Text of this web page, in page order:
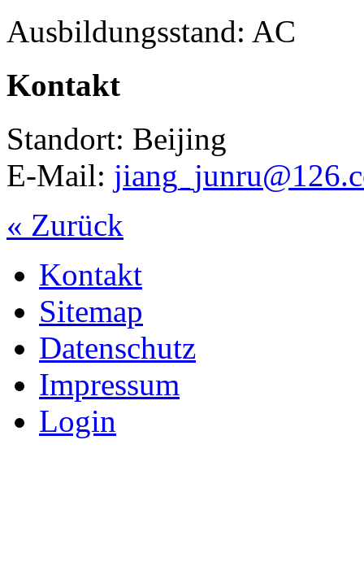
Ausbildungsstand: AC
Kontakt
Standort: Beijing
E-Mail:
« Zurück
Kontakt
Sitemap
Datenschutz
Impressum
Login